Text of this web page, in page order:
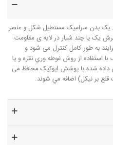
یک بدن سرامیک مستطیل شکل و عنصر
یک یا چند شیار در لایه ی مقاومت
به طور کامل کنترل می شود و
با استفاده از روش غوطه وري نقره و يا
داده شده با پوشش اپوکيک محافظ می
قلع بر نيکل) اضافه مي شوند.